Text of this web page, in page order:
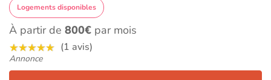
Logements disponibles
À partir de 800€ par mois
(1 avis)
Annonce